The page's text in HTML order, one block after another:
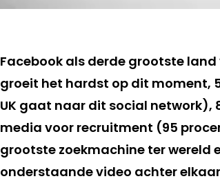
Facebook als derde grootste
groeit het hardst op dit moment,
UK gaat naar dit social network),
media voor recruitment (95
grootste zoekmachine ter wereld
onderstaande video achter